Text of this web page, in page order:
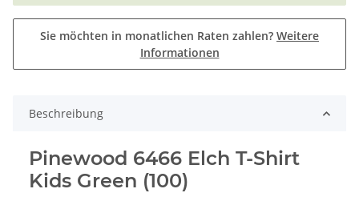
Sie möchten in monatlichen Raten zahlen? Weitere
Informationen
Beschreibung
Pinewood 6466 Elch T-Shirt
Kids Green (100)